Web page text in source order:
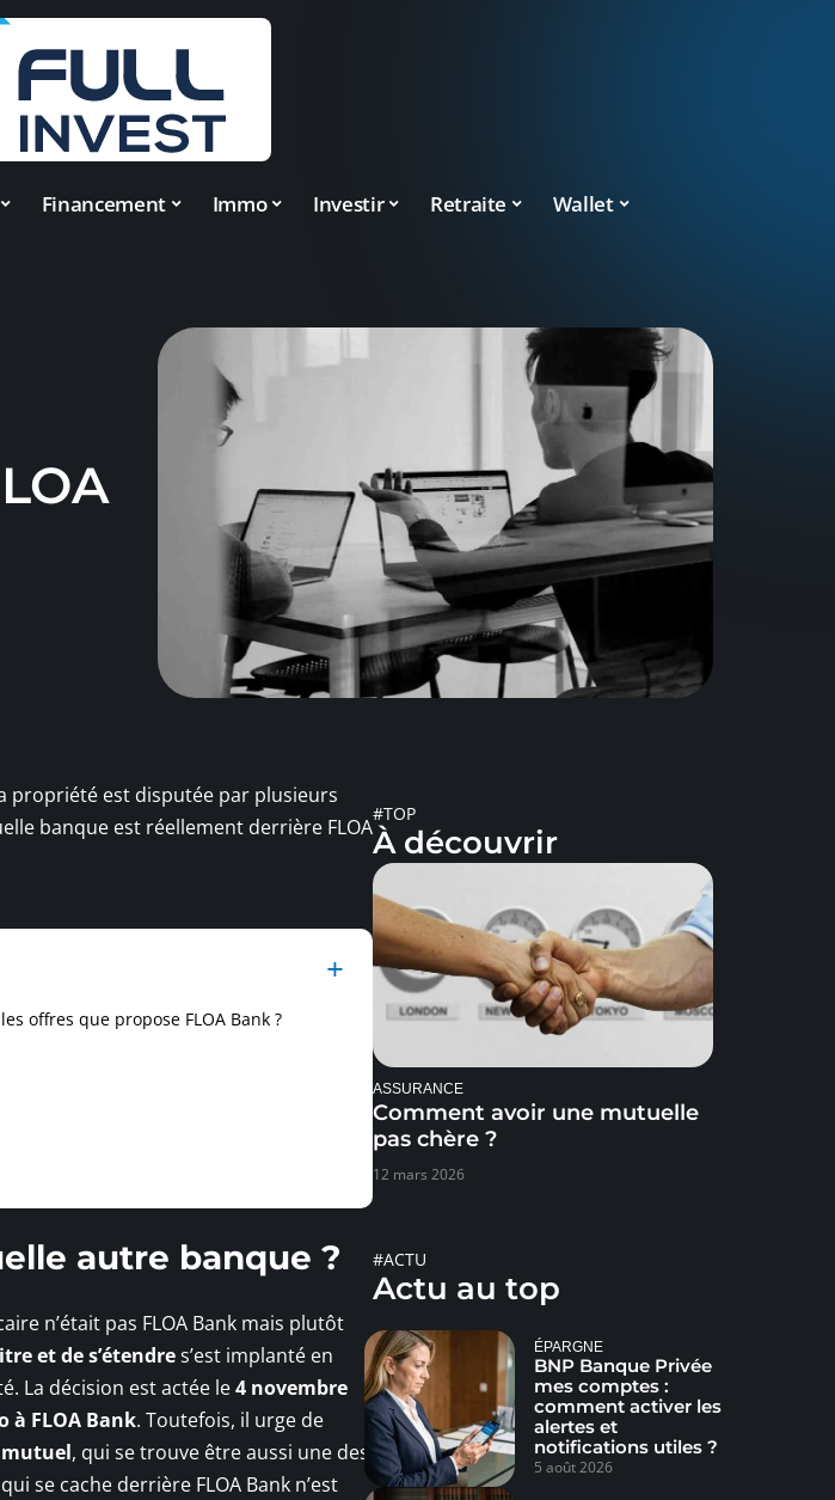
Financement Immo Investir Retraite Wallet
propriété est disputée par plusieurs
banque est réellement derrière FLOA
offres que propose FLOA Bank ?
autre banque ?
n’était pas FLOA Bank mais plutôt
et de s’étendres’est implanté en
La décision est actée le4 novembre
à FLOA Bank. Toutefois, il urge de
, qui se trouve être aussi une des
se cache derrière FLOA Bank n’est
#TOP
À découvrir
ASSURANCE
Comment avoir une mutuelle
pas chère ?
12 mars 2026
#ACTU
Actu au top
ÉPARGNE
BNP Banque Privée
mes comptes :
comment activer les
alertes et
notifications utiles ?
5 août 2026